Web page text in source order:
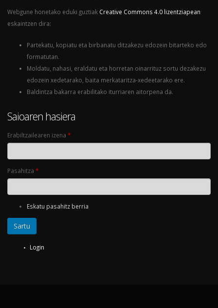
Webgune honetako eduki guztiak Creative Commons 4.0 lizentziapean
eskaintzen dira:
Partekatu, kopiatu eta birbanatu ditzakezu edozein bitarteko edo
formatutan.
Moldatu, nahasi, eraldatu eta horretan oinarrituz sortu dezakezu
edozein xedetarako, baita merkataritza-xedeetarako ere.
Baldintza bakarra erabilitako iturriaren aitorpena da.
Saioaren hasiera
Erabiltzailearen izena *
Pasahitza *
Eskatu pasahitz berria
Login